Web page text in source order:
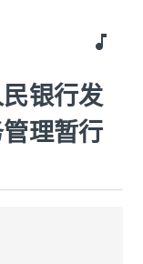
music_note
银行发
理暂行